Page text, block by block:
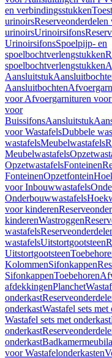
en verbindingsstukken
urinoirs
urinoirsUrinoirsifons
UrinoirsifonsSpoelpijp- en
spoelbochtverlengstukken
spoelbochtverlengstukken
Aansluitstuk
Aansluitbochten
voor Afvoergarnituren
voor
BuissifonsAansluitstuk
voor WastafelsDubbele
wastafelsMeubelwastafels
Meubelwastafels
OpzetwastafelsFonteinen
FonteinenOpzetfontein
voor Inbouwwastafels
Onderbouwwastafels
voor kinderen
kinderenWastroggen
wastafels
wastafelsUitstortgootsteen
Uitstortgootsteen
KolommenSifonkappen
SifonkappenToebehoren
afdekkingenPlanchet
onderkast
onderkastWastafel sets met
Wastafel sets met onderkast
onderkast
onderkast
voor Wastafelonderkasten